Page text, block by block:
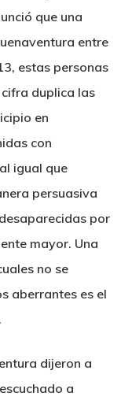
que una
entre
estas personas
duplica las
en
con
igual que
persuasiva
por
mayor. Una
no se
aberrantes es el
dijeron a
a